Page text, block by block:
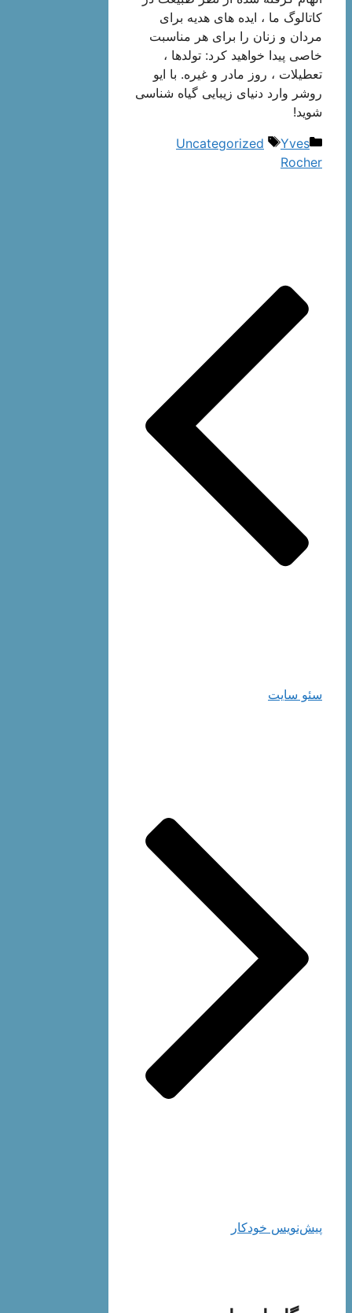
کاتالوگ ما ، ایده های هدیه برای
مردان و زنان را برای هر مناسبت
خاصی پیدا خواهید کرد: تولدها ،
تعطیلات ، روز مادر و غیره. با ایو
روشر وارد دنیای زیبایی گیاه شناسی
شوید!
دسته‌ها Uncategorized
برچسب‌هاYves
Rocher
سئو سایت
پیش‌نویس خودکار